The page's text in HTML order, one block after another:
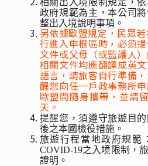
政府規範為主，本公司
整出入境說明事項。
另依據歐盟規定，民眾
行進入申根區時，必須
文件或父母（或監護人
相關文件均應翻譯成英
語言，請旅客自行準備
醒您向任一戶政事務所
歐盟間隨身攜帶，並請
天。
提醒您，須遵守旅遊目
後之本國檢役措施。
旅遊行程當地政府規範
COVID-19之入境限制，
證明。